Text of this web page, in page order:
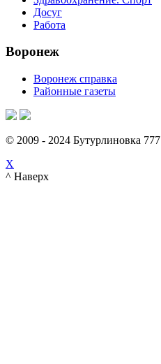
Досуг
Работа
Воронеж
Воронеж справка
Районные газеты
© 2009 - 2024 Бутурлиновка 777
X
^ Наверх